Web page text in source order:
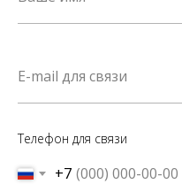
Телефон для связи
+7